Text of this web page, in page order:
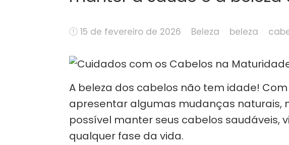
15 de fevereiro de 2026 Beleza beleza
A beleza dos cabelos não tem idade!
apresentar algumas mudanças naturais,
possível manter seus cabelos saudáveis,
qualquer fase da vida.